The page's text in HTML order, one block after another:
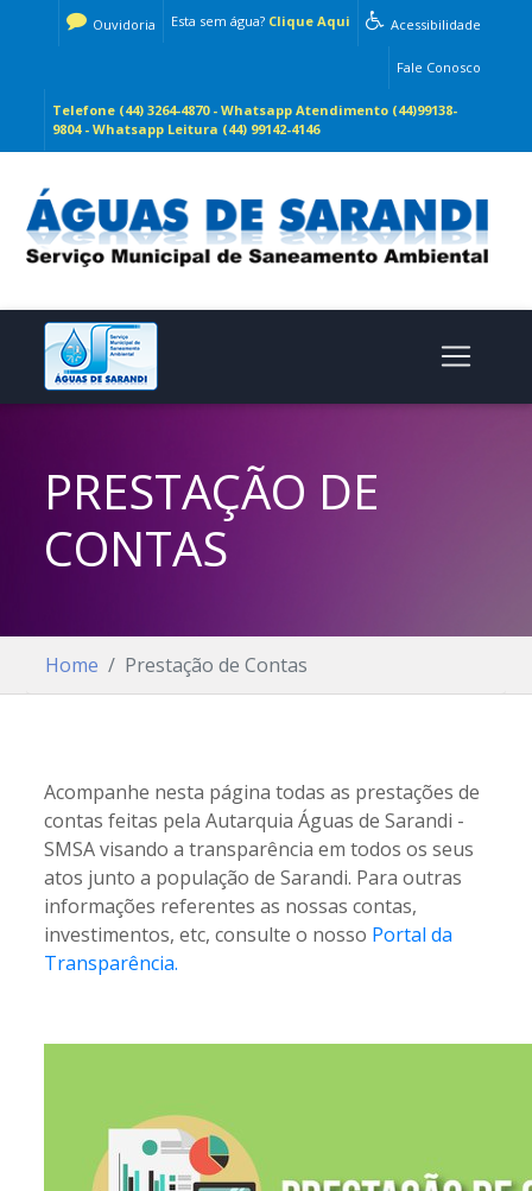
Acessibilidade
Esta sem água? Clique Aqui
Ouvidoria
Fale Conosco
Telefone (44) 3264-4870 - Whatsapp Atendimento (44)99138-
9804 - Whatsapp Leitura (44) 99142-4146
PRESTAÇÃO DE
CONTAS
Home Prestação de Contas
Acompanhe nesta página todas as prestações de
contas feitas pela Autarquia Águas de Sarandi -
SMSA visando a transparência em todos os seus
atos junto a população de Sarandi. Para outras
informações referentes as nossas contas,
investimentos, etc, consulte o nosso Portal da
Transparência.